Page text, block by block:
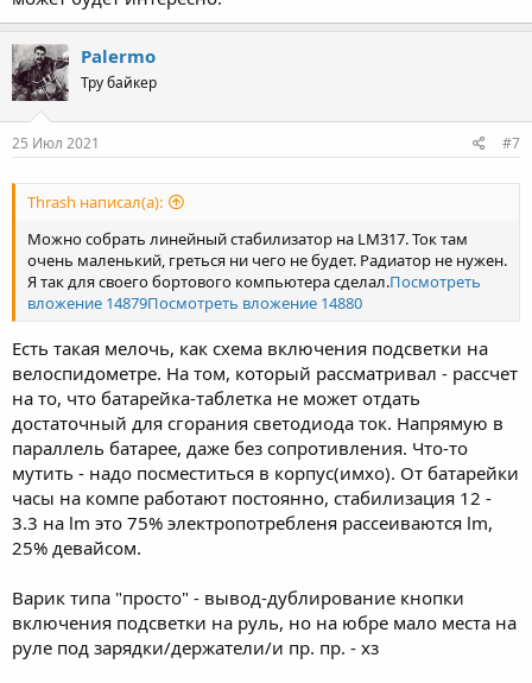
Palermo
Тру байкер
25 Июл 2021 #7
Thrash написал(а):
Можно собрать линейный стабилизатор на LM317. Ток там
очень маленький, греться ни чего не будет. Радиатор не нужен.
Я так для своего бортового компьютера сделал.Посмотреть
вложение 14879Посмотреть вложение 14880
Есть такая мелочь, как схема включения подсветки на
велоспидометре. На том, который рассматривал - рассчет
на то, что батарейка-таблетка не может отдать
достаточный для сгорания светодиода ток. Напрямую в
параллель батарее, даже без сопротивления. Что-то
мутить - надо посместиться в корпус(имхо). От батарейки
часы на компе работают постоянно, стабилизация 12 -
3.3 на lm это 75% электропотребленя рассеиваются lm,
25% девайсом.
Варик типа "просто" - вывод-дублирование кнопки
включения подсветки на руль, но на юбре мало места на
руле под зарядки/держатели/и пр. пр. - хз